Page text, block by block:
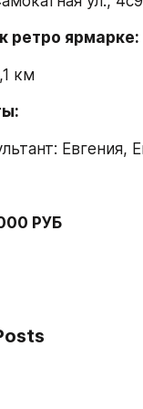
ретро ярмарке:
км
Евгения,
РУБ